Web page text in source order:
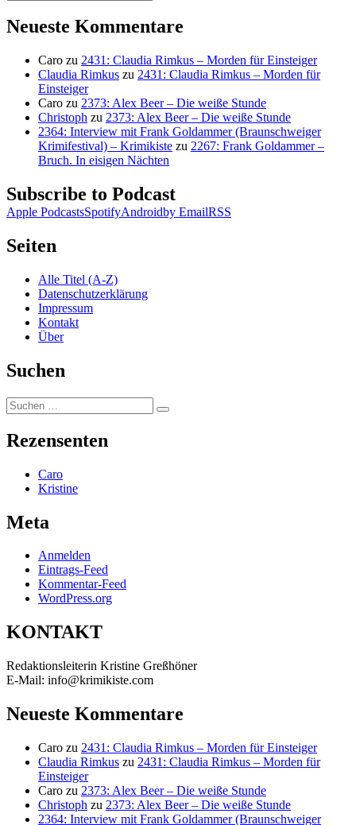
nach:
Neueste Kommentare
Caro zu 2431: Claudia Rimkus – Morden für Einsteiger
Claudia Rimkus zu 2431: Claudia Rimkus – Morden für
Einsteiger
Caro zu 2373: Alex Beer – Die weiße Stunde
Christoph zu 2373: Alex Beer – Die weiße Stunde
2364: Interview mit Frank Goldammer (Braunschweiger
Krimifestival) – Krimikiste zu 2267: Frank Goldammer –
Bruch. In eisigen Nächten
Subscribe to Podcast
Apple PodcastsSpotifyAndroidby EmailRSS
Seiten
Alle Titel (A-Z)
Datenschutzerklärung
Impressum
Kontakt
Über
Suchen
Suchen
nach:
Suchen
Rezensenten
Caro
Kristine
Meta
Anmelden
Eintrags-Feed
Kommentar-Feed
WordPress.org
KONTAKT
Redaktionsleiterin Kristine Greßhöner
E-Mail: info@krimikiste.com
Neueste Kommentare
Caro zu 2431: Claudia Rimkus – Morden für Einsteiger
Claudia Rimkus zu 2431: Claudia Rimkus – Morden für
Einsteiger
Caro zu 2373: Alex Beer – Die weiße Stunde
Christoph zu 2373: Alex Beer – Die weiße Stunde
2364: Interview mit Frank Goldammer (Braunschweiger